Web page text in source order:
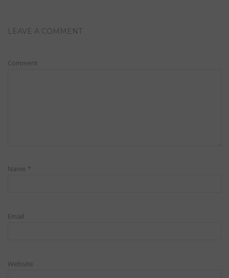
LEAVE A COMMENT
Comment
Name *
Email
Website